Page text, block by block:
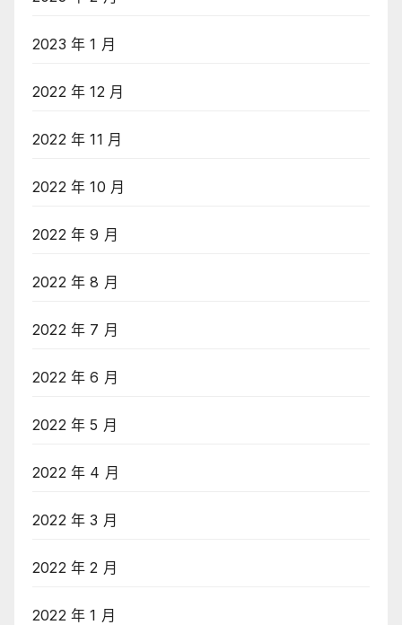
2023 年 1 月
2022 年 12 月
2022 年 11 月
2022 年 10 月
2022 年 9 月
2022 年 8 月
2022 年 7 月
2022 年 6 月
2022 年 5 月
2022 年 4 月
2022 年 3 月
2022 年 2 月
2022 年 1 月